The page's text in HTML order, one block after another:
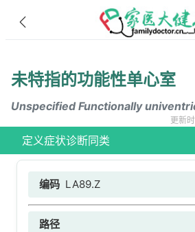
未特指的功能性单心室
Unspecified Functionally
更新
定义症状诊断同类
编码 LA89.Z
路径